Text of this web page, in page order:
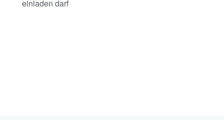
einladen darf